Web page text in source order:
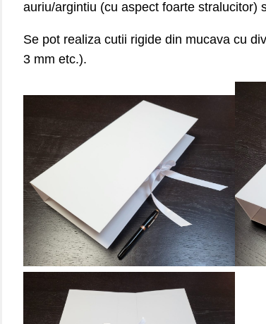
Se pot realiza cutii rigide din mucava cu
3 mm etc.).